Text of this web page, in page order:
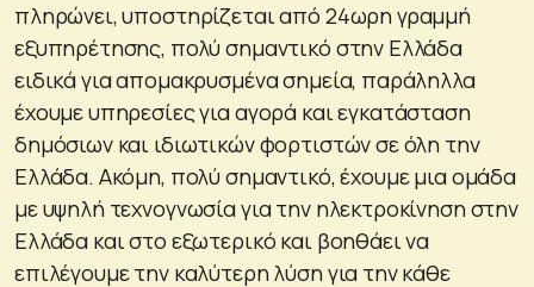
πληρώνει, υποστηρίζεται από 24ωρη γραμμή
εξυπηρέτησης, πολύ σημαντικό στην Ελλάδα
ειδικά για απομακρυσμένα σημεία, παράληλλα
έχουμε υπηρεσίες για αγορά και εγκατάσταση
δημόσιων και ιδιωτικών φορτιστών σε όλη την
Ελλάδα. Ακόμη, πολύ σημαντικό, έχουμε μια ομάδα
με υψηλή τεχνογνωσία για την ηλεκτροκίνηση στην
Ελλάδα και στο εξωτερικό και βοηθάει να
επιλέγουμε την καλύτερη λύση για την κάθε